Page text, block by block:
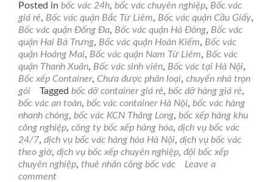
about
Dịch
vụ
bốc
vác
hàng
hóa
chuyên
nghiệp
tại
các
Khu
công
nghiệp
Posted in bốc vác 24h, bốc vác chuyên nghiệp, Bốc vác
giá rẻ, Bốc vác quận Bắc Từ Liêm, Bốc vác quận Cầu Giấy,
Bốc vác quận Đống Đa, Bốc vác quận Hà Đông, Bốc vác
quận Hai Bà Trưng, Bốc vác quận Hoàn Kiếm, Bốc vác
quận Hoàng Mai, Bốc vác quận Nam Từ Liêm, Bốc vác
quận Thanh Xuân, Bốc vác sinh viên, Bốc vác tại Hà Nội,
Bốc xếp Container, Chưa được phân loại, chuyển nhà trọn
gói
Tagged bốc dỡ container giá rẻ, bốc dỡ hàng giá rẻ,
bốc vác an toàn, bốc vác container Hà Nội, bốc vác hàng
nhanh chóng, bốc vác KCN Thăng Long, bốc xếp hàng khu
công nghiệp, công ty bốc xếp hàng hóa, dịch vụ bốc vác
24/7, dịch vụ bốc vác hàng hóa Hà Nội, dịch vụ bốc vác
theo giờ, dịch vụ bốc xếp chuyên nghiệp, đội bốc xếp
chuyên nghiệp, thuê nhân công bốc vác
Leave a
comment